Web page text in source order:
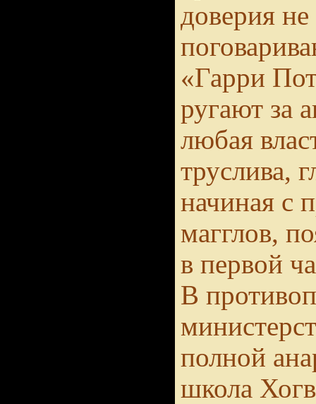
доверия
«Гарри
ругают за
любая
труслива,
начиная с
магглов,
в первой
В
полной
школа